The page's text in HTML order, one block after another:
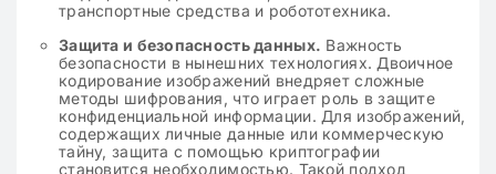
транспортные средства и робототехника.
Защита и безопасность данных. Важность
безопасности в нынешних технологиях. Двоичное
кодирование изображений внедряет сложные
методы шифрования, что играет роль в защите
конфиденциальной информации. Для изображений,
содержащих личные данные или коммерческую
тайну, защита с помощью криптографии
становится необходимостью. Такой подход